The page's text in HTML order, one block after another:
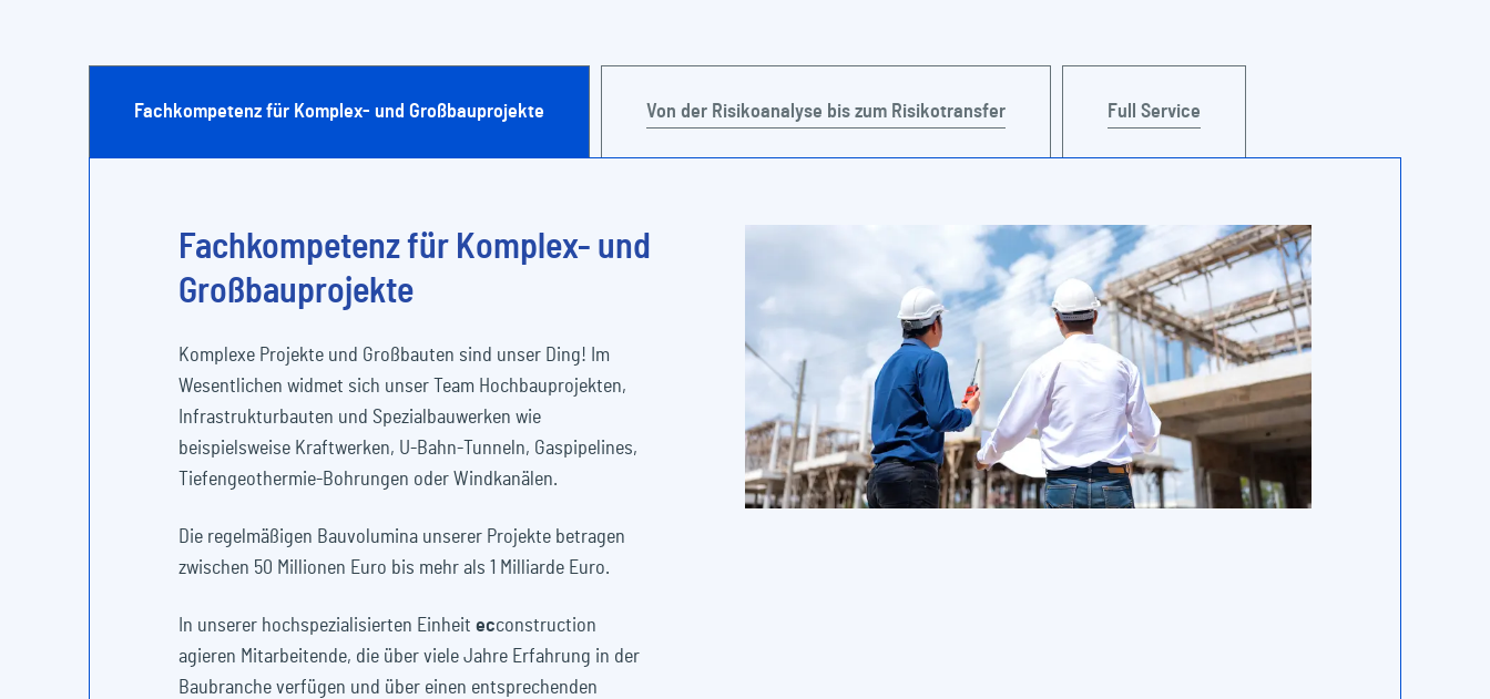
Fachkompetenz für Komplex- und Großbauprojekte Von der Risikoanalyse bis zum Risikotransfer Full Service
Fachkompetenz für Komplex- und
Großbauprojekte
Komplexe Projekte und Großbauten sind unser Ding! Im
Wesentlichen widmet sich unser Team Hochbauprojekten,
Infrastrukturbauten und Spezialbauwerken wie
beispielsweise Kraftwerken, U-Bahn-Tunneln, Gaspipelines,
Tiefengeothermie-Bohrungen oder Windkanälen.
Die regelmäßigen Bauvolumina unserer Projekte betragen
zwischen 50 Millionen Euro bis mehr als 1 Milliarde Euro.
In unserer hochspezialisierten Einheit ecconstruction
agieren Mitarbeitende, die über viele Jahre Erfahrung in der
Baubranche verfügen und über einen entsprechenden